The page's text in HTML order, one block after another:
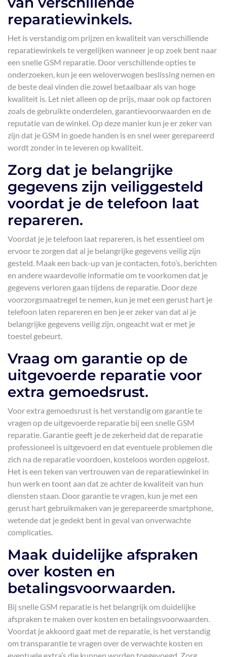
reparatiewinkels.
Het is verstandig om prijzen en kwaliteit van verschillende
reparatiewinkels te vergelijken wanneer je op zoek bent naar
een snelle GSM reparatie. Door verschillende opties te
onderzoeken, kun je een weloverwogen beslissing nemen en
de beste deal vinden die zowel betaalbaar als van hoge
kwaliteit is. Let niet alleen op de prijs, maar ook op factoren
zoals de gebruikte onderdelen, garantievoorwaarden en de
reputatie van de winkel. Op deze manier kun je er zeker van
zijn dat je GSM in goede handen is en snel weer gerepareerd
wordt zonder in te leveren op kwaliteit.
Zorg dat je belangrijke
gegevens zijn veiliggesteld
voordat je de telefoon laat
repareren.
Voordat je je telefoon laat repareren, is het essentieel om
ervoor te zorgen dat al je belangrijke gegevens veilig zijn
gesteld. Maak een back-up van je contacten, foto’s, berichten
en andere waardevolle informatie om te voorkomen dat je
gegevens verloren gaan tijdens de reparatie. Door deze
voorzorgsmaatregel te nemen, kun je met een gerust hart je
telefoon laten repareren en ben je er zeker van dat al je
belangrijke gegevens veilig zijn, ongeacht wat er met je
toestel gebeurt.
Vraag om garantie op de
uitgevoerde reparatie voor
extra gemoedsrust.
Voor extra gemoedsrust is het verstandig om garantie te
vragen op de uitgevoerde reparatie bij een snelle GSM
reparatie. Garantie geeft je de zekerheid dat de reparatie
professioneel is uitgevoerd en dat eventuele problemen die
zich na de reparatie voordoen, kosteloos worden opgelost.
Het is een teken van vertrouwen van de reparatiewinkel in
hun werk en toont aan dat ze achter de kwaliteit van hun
diensten staan. Door garantie te vragen, kun je met een
gerust hart gebruikmaken van je gerepareerde smartphone,
wetende dat je gedekt bent in geval van onverwachte
complicaties.
Maak duidelijke afspraken
over kosten en
betalingsvoorwaarden.
Bij snelle GSM reparatie is het belangrijk om duidelijke
afspraken te maken over kosten en betalingsvoorwaarden.
Voordat je akkoord gaat met de reparatie, is het verstandig
om transparantie te vragen over de verwachte kosten en